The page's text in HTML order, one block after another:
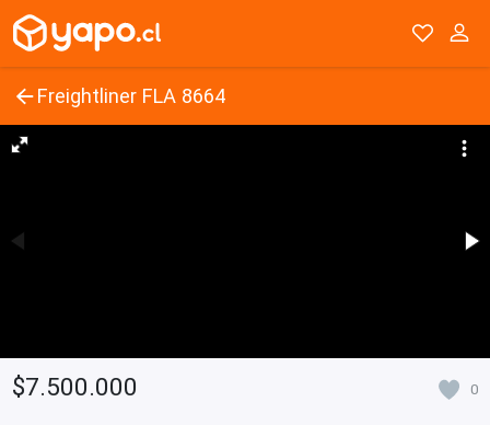
Freightliner FLA 8664
$7.500.000 0